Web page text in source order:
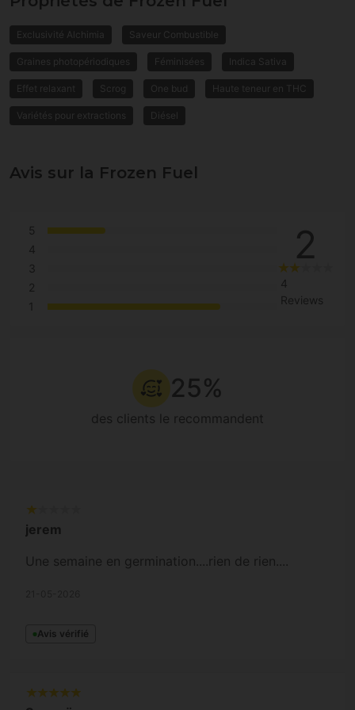
Exclusivité Alchimia Saveur Combustible
Graines photopériodiques Féminisées Indica Sativa
Effet relaxant Scrog One bud Haute teneur en THC
Variétés pour extractions Diésel
Avis sur la Frozen Fuel
5
4
3
2
1
2
4
Reviews
25%
des clients le recommandent
jerem
Une semaine en germination....rien de rien....
Avis vérifié